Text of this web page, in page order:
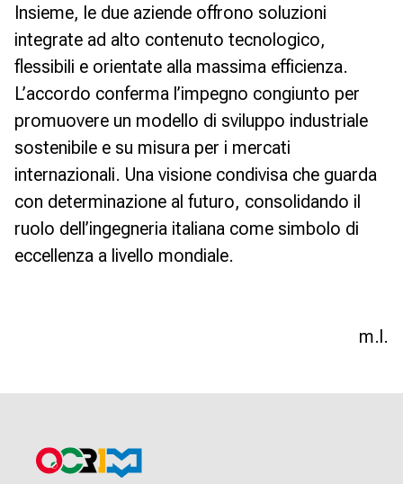
Insieme, le due aziende offrono soluzioni
integrate ad alto contenuto tecnologico,
flessibili e orientate alla massima efficienza.
L’accordo conferma l’impegno congiunto per
promuovere un modello di sviluppo industriale
sostenibile e su misura per i mercati
internazionali. Una visione condivisa che guarda
con determinazione al futuro, consolidando il
ruolo dell’ingegneria italiana come simbolo di
eccellenza a livello mondiale.
m.l.